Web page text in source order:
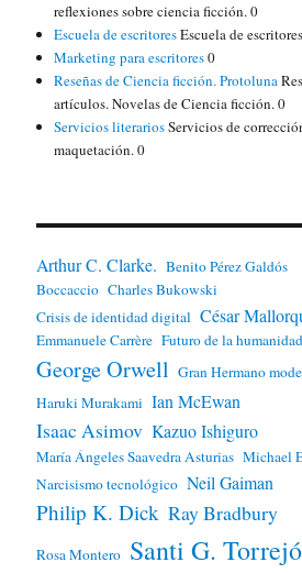
reflexiones sobre ciencia ficción. 0
Escuela de escritoresEscuela de
Marketing para escritores0
Reseñas de Ciencia ficción. Protoluna
artículos. Novelas de Ciencia ficción. 0
Servicios literariosServicios de
maquetación. 0
Arthur C. Clarke. Benito Pérez Galdós
Boccaccio Charles Bukowski
Crisis de identidad digital César
Emmanuele Carrère Futuro de la humanidad
George Orwell Gran Hermano
Haruki Murakami Ian McEwan
Isaac Asimov Kazuo Ishiguro
María Ángeles Saavedra Asturias Michael
Narcisismo tecnológico Neil Gaiman
Philip K. Dick Ray Bradbury
Rosa Montero Santi G.